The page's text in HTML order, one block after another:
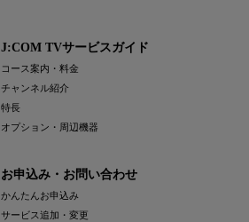
J:COM TVサービスガイド
コース案内・料金
チャンネル紹介
特長
オプション・周辺機器
お申込み・お問い合わせ
かんたんお申込み
サービス追加・変更